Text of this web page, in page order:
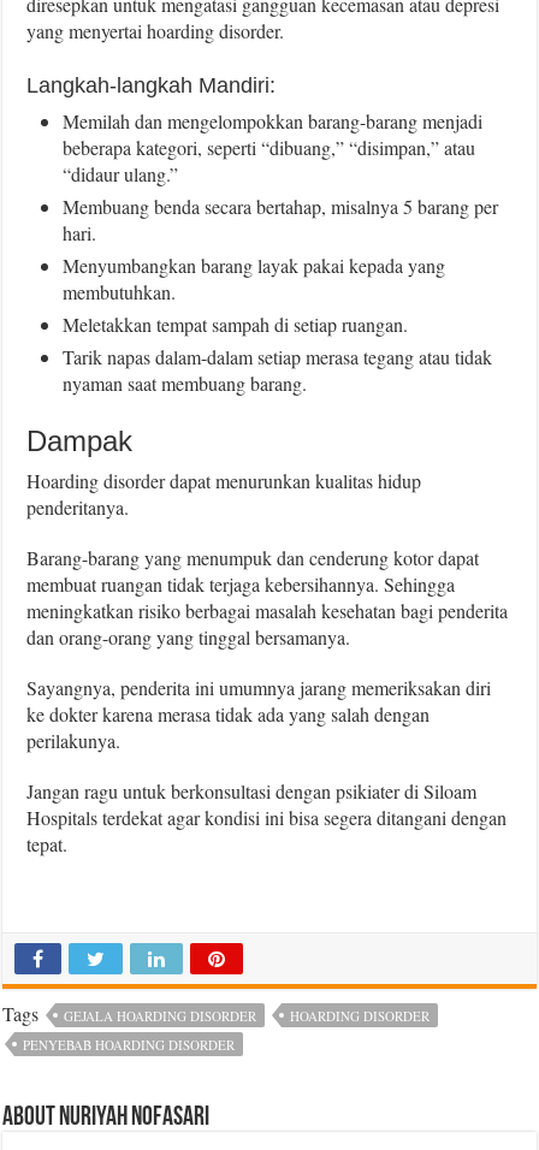
yang menyertai hoarding disorder.
Langkah-langkah Mandiri:
Memilah dan mengelompokkan barang-barang menjadi
beberapa kategori, seperti “dibuang,” “disimpan,” atau
“didaur ulang.”
Membuang benda secara bertahap, misalnya 5 barang per
hari.
Menyumbangkan barang layak pakai kepada yang
membutuhkan.
Meletakkan tempat sampah di setiap ruangan.
Tarik napas dalam-dalam setiap merasa tegang atau tidak
nyaman saat membuang barang.
Dampak
Hoarding disorder dapat menurunkan kualitas hidup
penderitanya.
Barang-barang yang menumpuk dan cenderung kotor dapat
membuat ruangan tidak terjaga kebersihannya. Sehingga
meningkatkan risiko berbagai masalah kesehatan bagi penderita
dan orang-orang yang tinggal bersamanya.
Sayangnya, penderita ini umumnya jarang memeriksakan diri
ke dokter karena merasa tidak ada yang salah dengan
perilakunya.
Jangan ragu untuk berkonsultasi dengan psikiater di Siloam
Hospitals terdekat agar kondisi ini bisa segera ditangani dengan
tepat.
Tags GEJALA HOARDING DISORDER
HOARDING DISORDER
PENYEBAB HOARDING DISORDER
About Nuriyah Nofasari